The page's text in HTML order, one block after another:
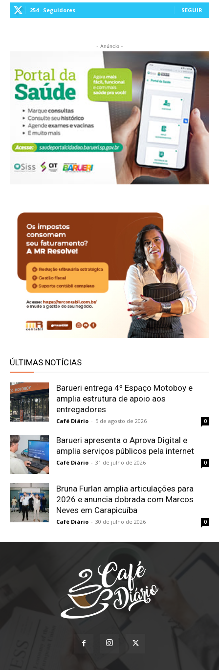
254 Seguidores SEGUIR
- Anúncio -
ÚLTIMAS NOTÍCIAS
Barueri entrega 4º Espaço Motoboy e
amplia estrutura de apoio aos
entregadores
Café Diário - 5 de agosto de 2026 0
Barueri apresenta o Aprova Digital e
amplia serviços públicos pela internet
Café Diário - 31 de julho de 2026 0
Bruna Furlan amplia articulações para
2026 e anuncia dobrada com Marcos
Neves em Carapicuíba
Café Diário - 30 de julho de 2026 0